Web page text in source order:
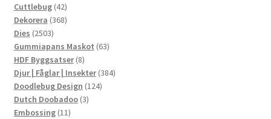
Cuttlebug 4242
produkter
Dekorera 368368
Dies 25032503
produkter
Gummiapans Maskot 6363
HDF Byggsatser 88
produkter
Djur | Fåglar | Insekter 384384
Doodlebug Design 124124
Dutch Doobadoo 33
Embossing 1111